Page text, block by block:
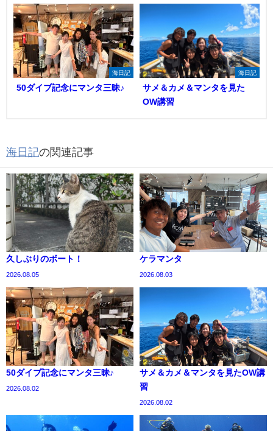
海日記
50ダイブ記念にマンタ三昧♪
海日記
サメ＆カメ＆マンタを見た
OW講習
海日記の関連記事
久しぶりのボート！
2026.08.05
ケラマンタ
2026.08.03
50ダイブ記念にマンタ三昧♪
2026.08.02
サメ＆カメ＆マンタを見たOW講
習
2026.08.02